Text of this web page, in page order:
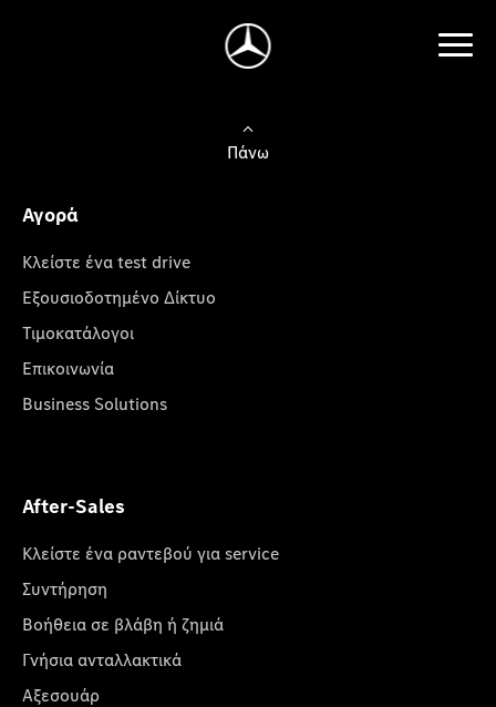
Πάνω
Αγορά
Κλείστε ένα test drive
Εξουσιοδοτημένο Δίκτυο
Τιμοκατάλογοι
Επικοινωνία
Business Solutions
After-Sales
Κλείστε ένα ραντεβού για service
Συντήρηση
Βοήθεια σε βλάβη ή ζημιά
Γνήσια ανταλλακτικά
Αξεσουάρ